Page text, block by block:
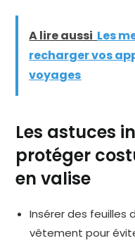
A lire aussi Les
recharger vos
voyages
Les astuces
protéger
en valise
Insérer des feuilles
vêtement pour